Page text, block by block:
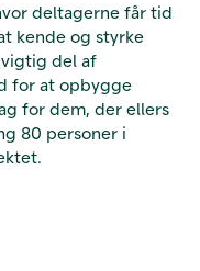
deltagerne får tid
kende og styrke
vigtig del af
for at opbygge
for dem, der ellers
80 personer i